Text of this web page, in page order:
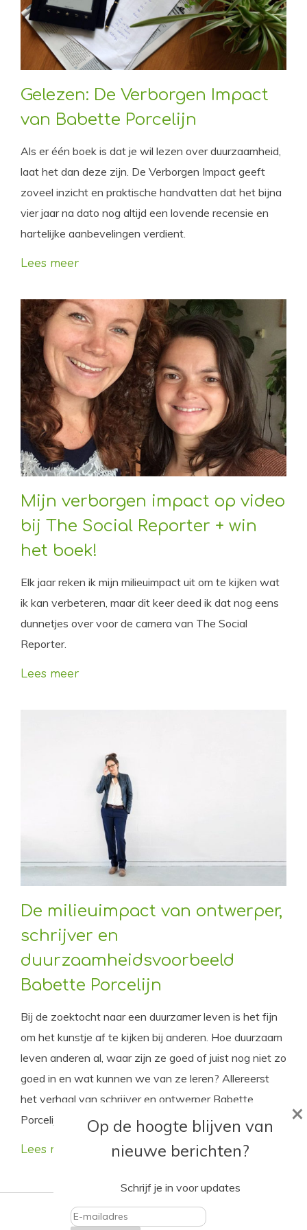
Gelezen: De Verborgen Impact
van Babette Porcelijn
Als er één boek is dat je wil lezen over duurzaamheid,
laat het dan deze zijn. De Verborgen Impact geeft
zoveel inzicht en praktische handvatten dat het bijna
vier jaar na dato nog altijd een lovende recensie en
hartelijke aanbevelingen verdient.
Lees meer
Mijn verborgen impact op video
bij The Social Reporter + win
het boek!
Elk jaar reken ik mijn milieuimpact uit om te kijken wat
ik kan verbeteren, maar dit keer deed ik dat nog eens
dunnetjes over voor de camera van The Social
Reporter.
Lees meer
De milieuimpact van ontwerper,
schrijver en
duurzaamheidsvoorbeeld
Babette Porcelijn
Bij de zoektocht naar een duurzamer leven is het fijn
om het kunstje af te kijken bij anderen. Hoe duurzaam
leven anderen al, waar zijn ze goed of juist nog niet zo
goed in en wat kunnen we van ze leren? Allereerst
het verhaal van schrijver en ontwerper Babette
Porcelijn.
Lees meer
Op de hoogte blijven van
nieuwe berichten?
Schrijf je in voor updates
×